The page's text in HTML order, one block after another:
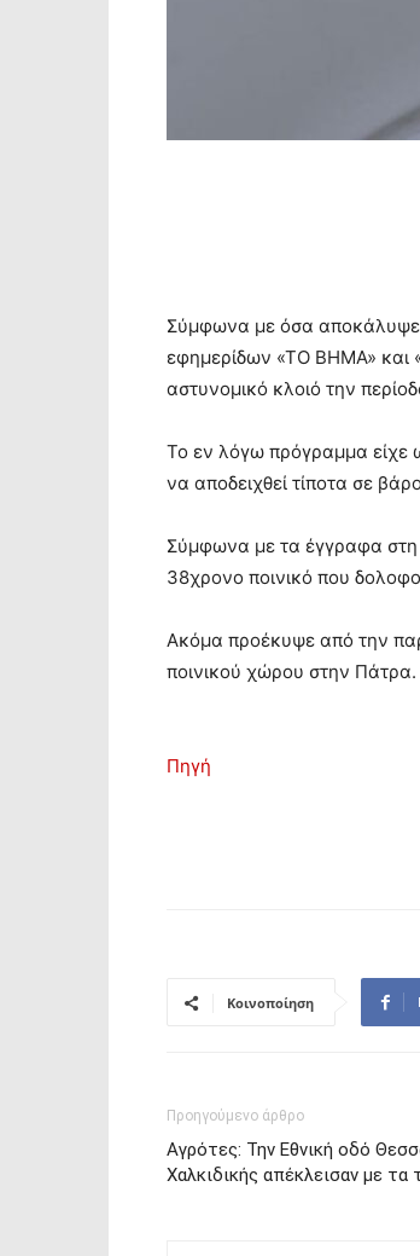
Σύμφωνα με όσα αποκάλυψε
εφημερίδων «ΤΟ ΒΗΜΑ» και
αστυνομικό κλοιό την
Το εν λόγω πρόγραμμα είχε
να αποδειχθεί τίποτα σε
Σύμφωνα με τα έγγραφα στη
38χρονο ποινικό που
Ακόμα προέκυψε από την
ποινικού χώρου στην Πάτρα.
Πηγή
Κοινοποίηση
Προηγούμενο άρθρο
Αγρότες: Την Εθνική οδό
Χαλκιδικής απέκλεισαν με τα